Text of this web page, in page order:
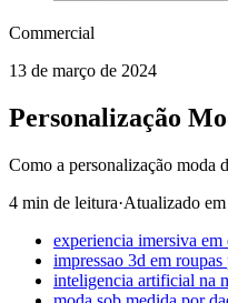
Commercial
13 de março de 2024
Personalização
Como a personalização moda
4 min de leitura·Atualizado em
experiencia imersiva em
impressao 3d em roupas
inteligencia artificial na